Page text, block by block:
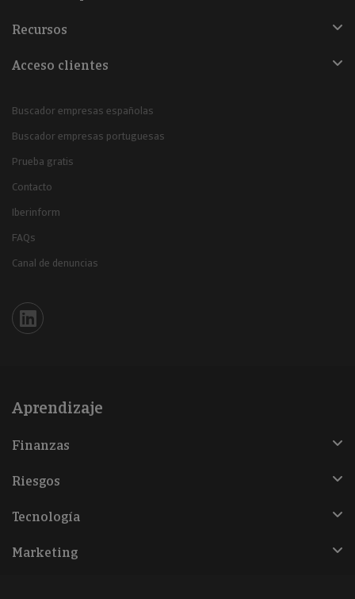
Recursos
Acceso clientes
Buscador empresas españolas
Buscador empresas portuguesas
Prueba gratis
Contacto
Iberinform
FAQs
Canal de denuncias
Iberinform en Linkedin
Aprendizaje
Finanzas
Riesgos
Tecnología
Marketing